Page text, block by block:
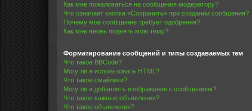
Как мне пожаловаться на сообщения модератору?
Что означает кнопка «Сохранить» при создании сообщения?
Почему моё сообщение требует одобрения?
Как мне вновь поднять мою тему?
Форматирование сообщений и типы создаваемых тем
Что такое BBCode?
Могу ли я использовать HTML?
Что такое смайлики?
Могу ли я добавлять изображения к сообщениям?
Что такое важные объявления?
Что такое объявления?